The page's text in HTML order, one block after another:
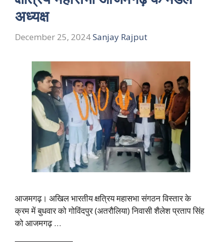
अध्यक्ष
December 25, 2024Sanjay Rajput
आजमगढ़। अखिल भारतीय क्षत्रिय महासभा संगठन विस्तार के
क्रम में बुधवार को गोविंदपुर (अतरौलिया) निवासी शैलेश प्रताप सिंह
को आजमगढ़ …